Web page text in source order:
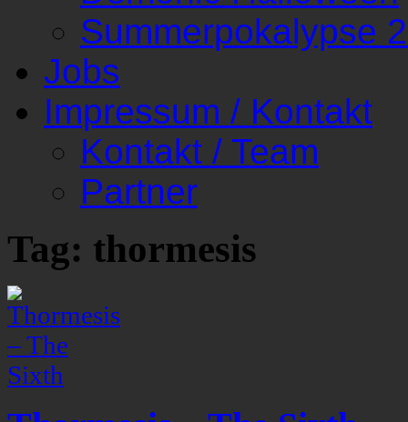
Summerpokalypse
Jobs
Impressum / Kontakt
Kontakt / Team
Partner
Tag: thormesis